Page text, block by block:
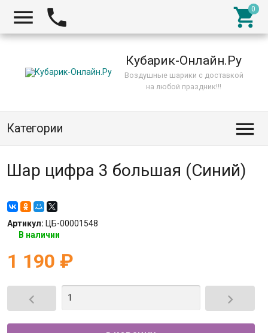
  
Кубарик-Онлайн.Ру
Воздушные шарики с доставкой
на любой праздник!!!
Категории 
Шар цифра 3 большая (Синий)
Артикул: ЦБ-00001548
В наличии
1 190 ₽
 